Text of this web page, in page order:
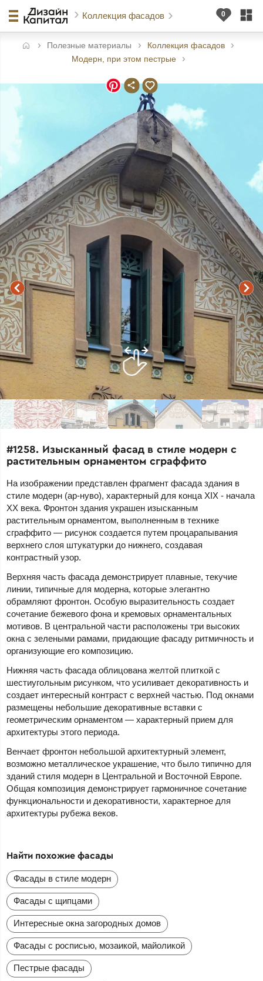
Коллекция фасадов
Полезные материалы
Коллекция фасадов
Модерн, при этом пестрые
#1258. Изысканный фасад в стиле модерн с
растительным орнаментом сграффито
На изображении представлен фрагмент фасада здания в
стиле модерн (ар-нуво), характерный для конца XIX - начала
XX века. Фронтон здания украшен изысканным
растительным орнаментом, выполненным в технике
сграффито — рисунок создается путем процарапывания
верхнего слоя штукатурки до нижнего, создавая
контрастный узор.
Верхняя часть фасада демонстрирует плавные, текучие
линии, типичные для модерна, которые элегантно
обрамляют фронтон. Особую выразительность создает
сочетание бежевого фона и кремовых орнаментальных
мотивов. В центральной части расположены три высоких
окна с зелеными рамами, придающие фасаду ритмичность и
организующие его композицию.
Нижняя часть фасада облицована желтой плиткой с
шестиугольным рисунком, что усиливает декоративность и
создает интересный контраст с верхней частью. Под окнами
размещены небольшие декоративные вставки с
геометрическим орнаментом — характерный прием для
архитектуры этого периода.
Венчает фронтон небольшой архитектурный элемент,
возможно металлическое украшение, что было типично для
зданий стиля модерн в Центральной и Восточной Европе.
Общая композиция демонстрирует гармоничное сочетание
функциональности и декоративности, характерное для
архитектуры рубежа веков.
Найти похожие фасады
Фасады в стиле модерн
Фасады с щипцами
Интересные окна загородных домов
Фасады с росписью, мозаикой, майоликой
Пестрые фасады